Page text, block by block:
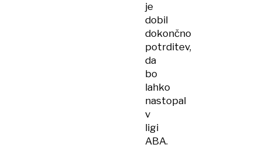
je
dobil
dokončno
potrditev,
da
bo
lahko
nastopal
v
ligi
ABA.